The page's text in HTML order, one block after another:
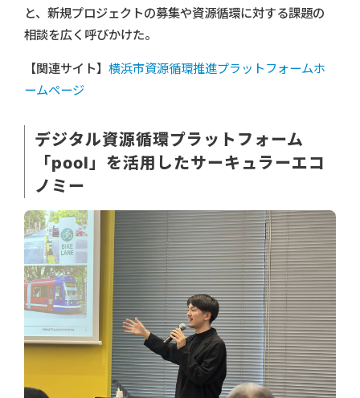
と、新規プロジェクトの募集や資源循環に対する課題の
相談を広く呼びかけた。
【関連サイト】 横浜市資源循環推進プラットフォームホ
ームページ
デジタル資源循環プラットフォーム
「pool」を活用したサーキュラーエコ
ノミー